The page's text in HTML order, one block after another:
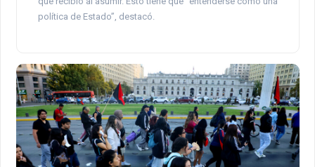
política de Estado”, destacó.